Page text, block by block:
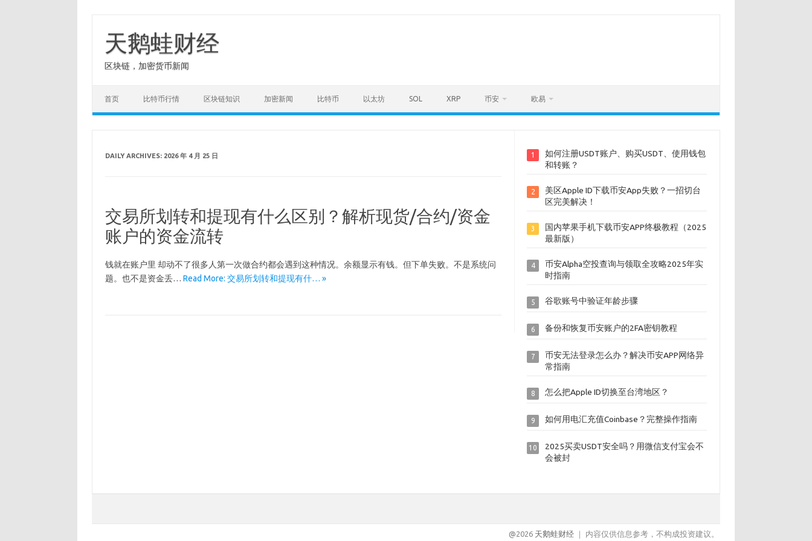
content
天鹅蛙财经
区块链，加密货币新闻
首页 比特币行情 区块链知识 加密新闻 比特币 以太坊 SOL XRP 币安 欧易
DAILY ARCHIVES: 2026 年 4 月 25 日
交易所划转和提现有什么区别？解析现货/合约/资金
账户的资金流转
钱就在账户里 却动不了很多人第一次做合约都会遇到这种情况。余额显示有钱。但下单失败。不是系统问
题。也不是资金丢… Read More: 交易所划转和提现有什… »
1
如何注册USDT账户、购买USDT、使用钱包
和转账？
2
美区Apple ID下载币安App失败？一招切台
区完美解决！
3
国内苹果手机下载币安APP终极教程（2025
最新版）
4
币安Alpha空投查询与领取全攻略2025年实
时指南
5 谷歌账号中验证年龄步骤
6 备份和恢复币安账户的2FA密钥教程
7
币安无法登录怎么办？解决币安APP网络异
常指南
8 怎么把Apple ID切换至台湾地区？
9 如何用电汇充值Coinbase？完整操作指南
10
2025买卖USDT安全吗？用微信支付宝会不
会被封
@2026 天鹅蛙财经 ｜ 内容仅供信息参考，不构成投资建议。